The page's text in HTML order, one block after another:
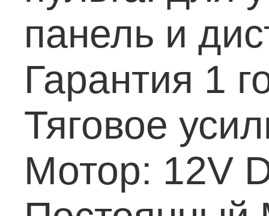
панель и
Гарантия 1
Тяговое
Мотор: 12V